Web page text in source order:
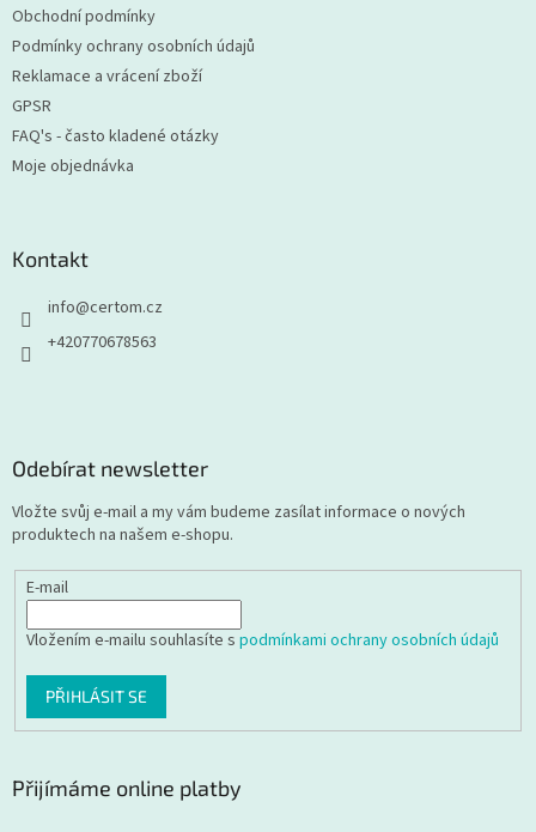
Obchodní podmínky
Podmínky ochrany osobních údajů
Reklamace a vrácení zboží
GPSR
FAQ's - často kladené otázky
Moje objednávka
Kontakt
info@certom.cz
+420770678563
Odebírat newsletter
Vložte svůj e-mail a my vám budeme zasílat informace o nových
produktech na našem e-shopu.
E-mail
Vložením e-mailu souhlasíte s podmínkami ochrany osobních údajů
PŘIHLÁSIT SE
Přijímáme online platby